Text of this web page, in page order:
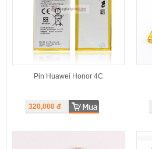
Pin Huawei Honor 4C
320,000đ